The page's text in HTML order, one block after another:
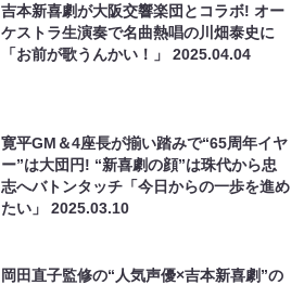
吉本新喜劇が大阪交響楽団とコラボ! オー
ケストラ生演奏で名曲熱唱の川畑泰史に
「お前が歌うんかい！」2025.04.04
寛平GM＆4座長が揃い踏みで“65周年イヤ
ー”は大団円! “新喜劇の顔”は珠代から忠
志へバトンタッチ「今日からの一歩を進め
たい」2025.03.10
岡田直子監修の“人気声優×吉本新喜劇”の